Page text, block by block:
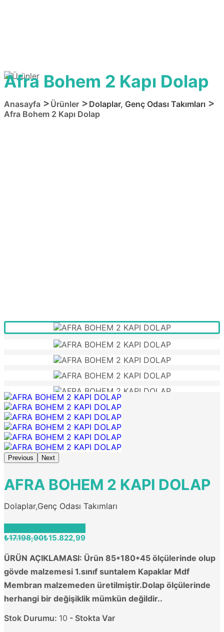
Afra Bohem 2 Kapı Dolap
Anasayfa Ürünler Dolaplar, Genç Odası Takımları
Afra Bohem 2 Kapı Dolap
Previous Next
AFRA BOHEM 2 KAPI DOLAP
Dolaplar,Genç Odası Takımları
₺17.198,90₺15.822,99
ÜRÜN AÇIKLAMASI: Ürün 85*180*45 ölçülerinde olup
gövde malzemesi 1.sınıf suntalem Kapaklar Mdf
Membran malzemeden üretilmiştir.Dolap ölçülerinde
herhangi bir değişiklik mümkün değildir..
Stok Durumu: 10 - Stokta Var